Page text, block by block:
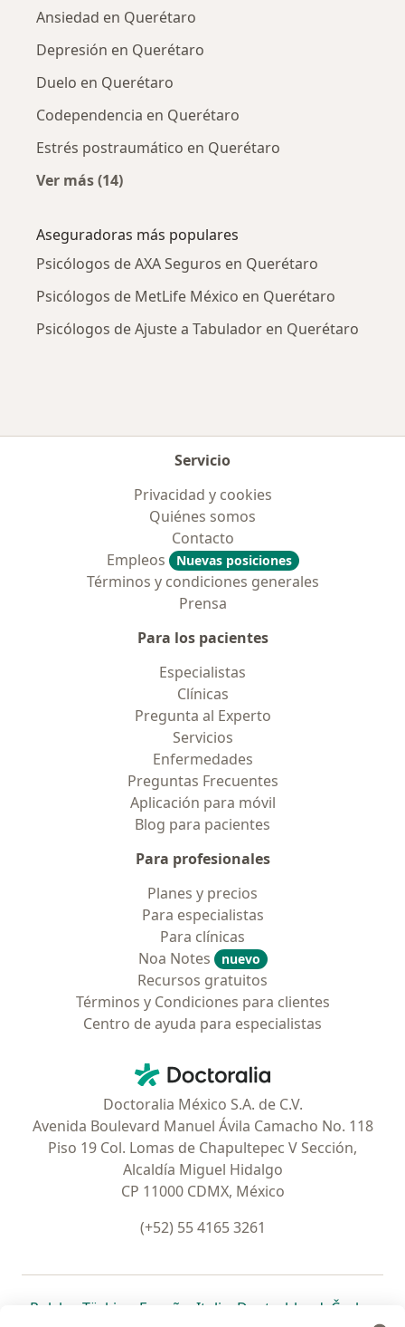
Ansiedad en Querétaro
Depresión en Querétaro
Duelo en Querétaro
Codependencia en Querétaro
Estrés postraumático en Querétaro
Ver más (14)
Aseguradoras más populares
Psicólogos de AXA Seguros en Querétaro
Psicólogos de MetLife México en Querétaro
Psicólogos de Ajuste a Tabulador en Querétaro
Servicio
Privacidad y cookies
Quiénes somos
Contacto
Empleos
Nuevas posiciones
Términos y condiciones generales
Prensa
Para los pacientes
Especialistas
Clínicas
Pregunta al Experto
Servicios
Enfermedades
Preguntas Frecuentes
Aplicación para móvil
Blog para pacientes
Para profesionales
Planes y precios
Para especialistas
Para clínicas
Noa Notes
nuevo
Recursos gratuitos
Términos y Condiciones para clientes
Centro de ayuda para especialistas
Doctoralia - Página de inicio
Doctoralia México S.A. de C.V.
Avenida Boulevard Manuel Ávila Camacho No. 118
Piso 19 Col. Lomas de Chapultepec V Sección,
Alcaldía Miguel Hidalgo
CP 11000 CDMX, México
(+52) 55 4165 3261
Polska se abre en una nueva pestaña
Türkiye se abre en una nueva pestaña
España se abre en una nueva pestaña
Italia se abre en una nueva
Deutschlandse abre en
Česko